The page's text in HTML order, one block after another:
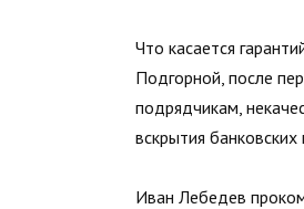
Что касается
Подгорной, после
подрядчикам,
вскрытия банковских
Иван Лебедев